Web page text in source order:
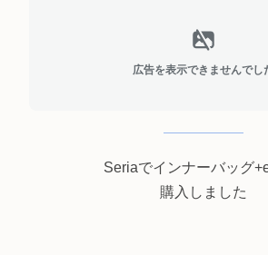
広告を表示できませんでし
Seriaでインナーバッグ
購入しました